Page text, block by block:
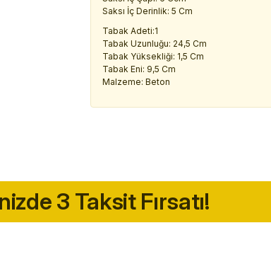
Saksı İç Derinlik: 5 Cm
Tabak Adeti:1
Tabak Uzunluğu: 24,5 Cm
Tabak Yüksekliği: 1,5 Cm
Tabak Eni: 9,5 Cm
Malzeme: Beton
3 Taksit Fırsatı!